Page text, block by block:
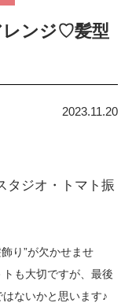
レンジ♡髪型
2023.11.20
タジオ・トマト振
り”が欠かせませ
トも大切ですが、最後
ないかと思います♪